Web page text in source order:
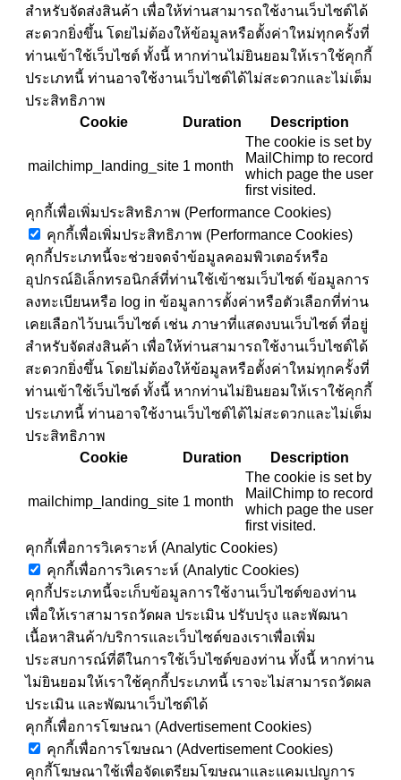
สำหรับจัดส่งสินค้า เพื่อให้ท่านสามารถใช้งานเว็บไซต์ได้
สะดวกยิ่งขึ้น โดยไม่ต้องให้ข้อมูลหรือตั้งค่าใหม่ทุกครั้งที่
ท่านเข้าใช้เว็บไซต์ ทั้งนี้ หากท่านไม่ยินยอมให้เราใช้คุกกี้
ประเภทนี้ ท่านอาจใช้งานเว็บไซต์ได้ไม่สะดวกและไม่เต็ม
ประสิทธิภาพ
Cookie
Duration Description
mailchimp_landing_site 1 month
The cookie is set by
MailChimp to record
which page the user
first visited.
คุกกี้เพื่อเพิ่มประสิทธิภาพ (Performance Cookies)
คุกกี้เพื่อเพิ่มประสิทธิภาพ (Performance Cookies)
คุกกี้ประเภทนี้จะช่วยจดจำข้อมูลคอมพิวเตอร์หรือ
อุปกรณ์อิเล็กทรอนิกส์ที่ท่านใช้เข้าชมเว็บไซต์ ข้อมูลการ
ลงทะเบียนหรือ log in ข้อมูลการตั้งค่าหรือตัวเลือกที่ท่าน
เคยเลือกไว้บนเว็บไซต์ เช่น ภาษาที่แสดงบนเว็บไซต์ ที่อยู่
สำหรับจัดส่งสินค้า เพื่อให้ท่านสามารถใช้งานเว็บไซต์ได้
สะดวกยิ่งขึ้น โดยไม่ต้องให้ข้อมูลหรือตั้งค่าใหม่ทุกครั้งที่
ท่านเข้าใช้เว็บไซต์ ทั้งนี้ หากท่านไม่ยินยอมให้เราใช้คุกกี้
ประเภทนี้ ท่านอาจใช้งานเว็บไซต์ได้ไม่สะดวกและไม่เต็ม
ประสิทธิภาพ
Cookie
Duration Description
mailchimp_landing_site 1 month
The cookie is set by
MailChimp to record
which page the user
first visited.
คุกกี้เพื่อการวิเคราะห์ (Analytic Cookies)
คุกกี้เพื่อการวิเคราะห์ (Analytic Cookies)
คุกกี้ประเภทนี้จะเก็บข้อมูลการใช้งานเว็บไซต์ของท่าน
เพื่อให้เราสามารถวัดผล ประเมิน ปรับปรุง และพัฒนา
เนื้อหาสินค้า/บริการและเว็บไซต์ของเราเพื่อเพิ่ม
ประสบการณ์ที่ดีในการใช้เว็บไซต์ของท่าน ทั้งนี้ หากท่าน
ไม่ยินยอมให้เราใช้คุกกี้ประเภทนี้ เราจะไม่สามารถวัดผล
ประเมิน และพัฒนาเว็บไซต์ได้
คุกกี้เพื่อการโฆษณา (Advertisement Cookies)
คุกกี้เพื่อการโฆษณา (Advertisement Cookies)
คุกกี้โฆษณาใช้เพื่อจัดเตรียมโฆษณาและแคมเปญการ